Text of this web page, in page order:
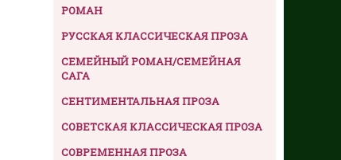
РОМАН
РУССКАЯ КЛАССИЧЕСКАЯ ПРОЗА
СЕМЕЙНЫЙ РОМАН/СЕМЕЙНАЯ
САГА
СЕНТИМЕНТАЛЬНАЯ ПРОЗА
СОВЕТСКАЯ КЛАССИЧЕСКАЯ ПРОЗА
СОВРЕМЕННАЯ ПРОЗА